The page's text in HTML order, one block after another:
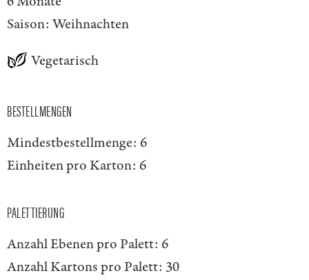
Saison: Weihnachten
Vegetarisch
BESTELLMENGEN
Mindestbestellmenge: 6
Einheiten pro Karton: 6
PALETTIERUNG
Anzahl Ebenen pro Palett: 6
Anzahl Kartons pro Palett: 30